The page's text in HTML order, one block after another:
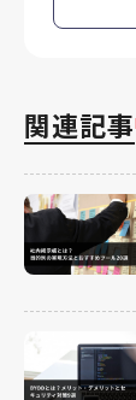
関連記事